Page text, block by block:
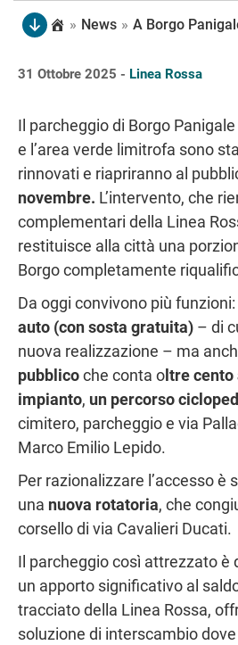
» News »
31 Ottobre 2025 - Linea Rossa
Il parcheggio di Borgo
e l’area verde limitrofa sono
rinnovati e riapriranno al
novembre. L’intervento, che
complementari della Linea
restituisce alla città una
Borgo completamente
Da oggi convivono più
auto (con sosta gratuita) – di
nuova realizzazione – ma
pubblicoche conta o ltre
impianto, un percorso
cimitero, parcheggio e via
Marco Emilio Lepido.
Per razionalizzare l’accesso è
una nuova rotatoria, che
corsello di via Cavalieri Ducati.
Il parcheggio così attrezzato è
un apporto significativo al
tracciato della Linea Rossa,
soluzione di interscambio